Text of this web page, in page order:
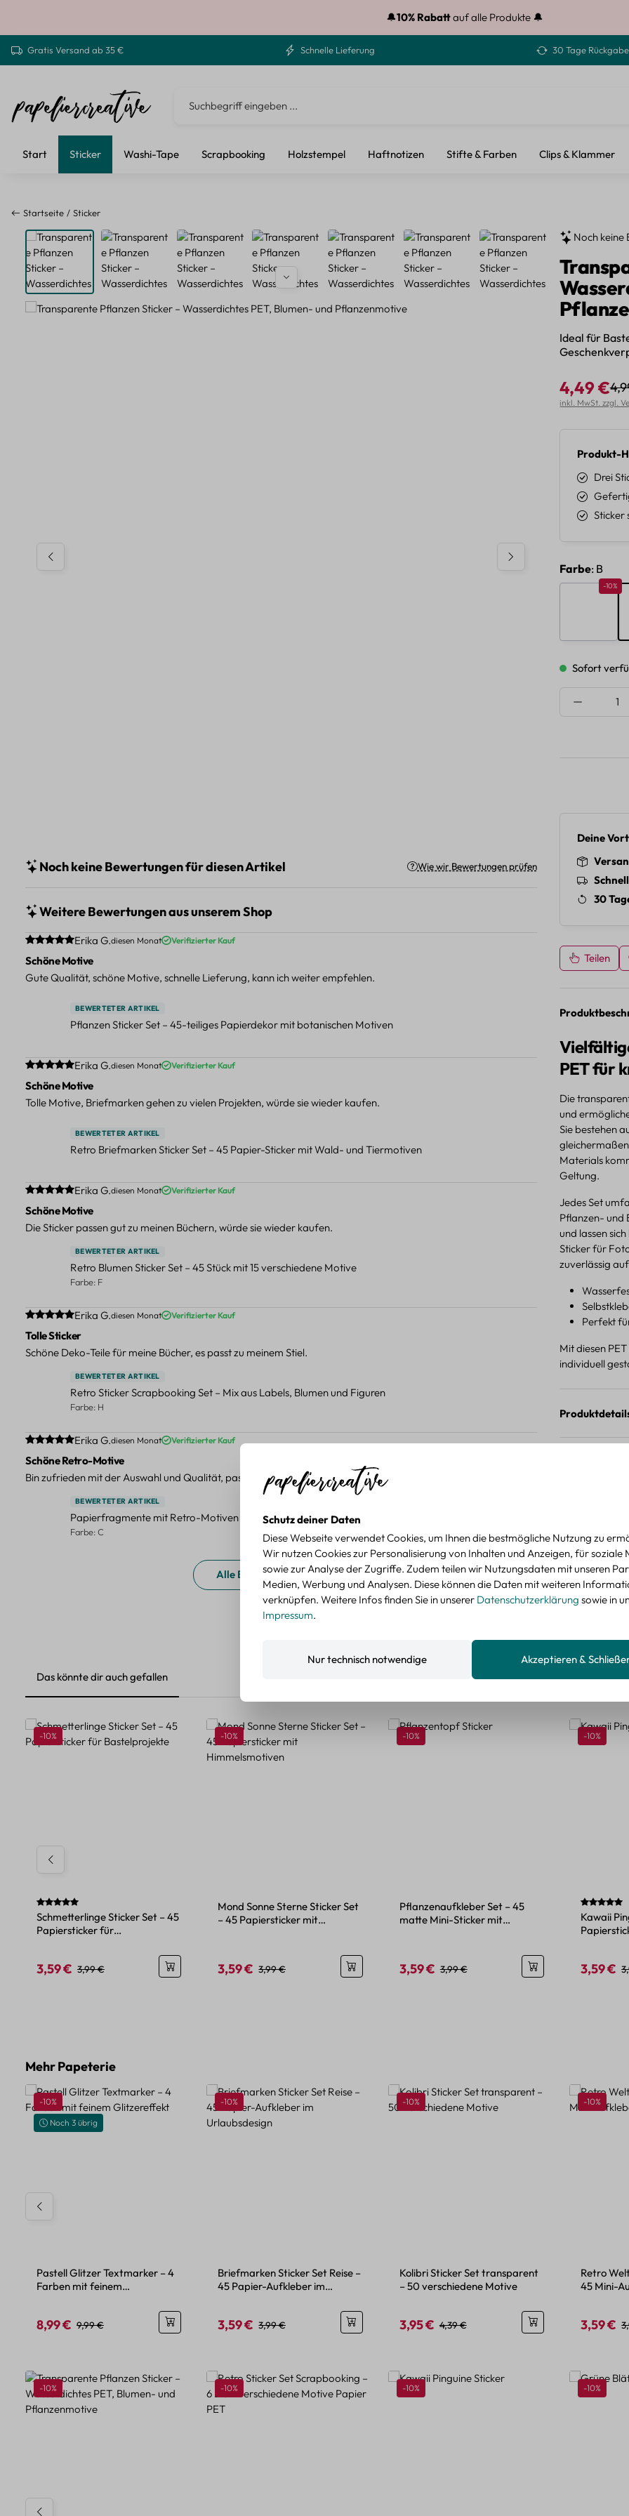
🔔10% Rabattauf alle Produkte 🔔
Gratis Versand ab 35 € Schnelle Lieferung 30 Tage
Start Sticker Washi-Tape Scrapbooking Holzstempel Haftnotizen Stifte & Farben Clips & Klammer
Startseite Sticker
Bildergalerie überspringen Noch keine
Ideal für
Verkaufspreis:
4,49 €
inkl. MwSt. zzgl.
Produkt-
Drei
Sticker
Farbe: B
Rabatt
-10%
Sofort
Deine
30
Teilen
PET für
Die
und
Sie bestehen
Materials
Geltung.
Jedes Set
Pflanzen- und
und lassen
Sticker für
zuverlässig
Perfekt
Mit diesen
individuell
Noch keine Bewertungen für diesen Artikel Wie wir Bewertungen prüfen
Weitere Bewertungen aus unserem Shop
Durchschnittliche Bewertung von 5 von 5 Sternen
Erika G.diesen Monat Verifizierter Kauf
Schöne Motive
Gute Qualität, schöne Motive, schnelle Lieferung, kann ich weiter empfehlen.
BEWERTETER ARTIKEL
Pflanzen Sticker Set – 45-teiliges Papierdekor mit botanischen Motiven
Durchschnittliche Bewertung von 5 von 5 Sternen
Erika G.diesen Monat Verifizierter Kauf
Schöne Motive
Tolle Motive, Briefmarken gehen zu vielen Projekten, würde sie wieder kaufen.
BEWERTETER ARTIKEL
Retro Briefmarken Sticker Set – 45 Papier-Sticker mit Wald- und Tiermotiven
Durchschnittliche Bewertung von 5 von 5 Sternen
Erika G.diesen Monat Verifizierter Kauf
Schöne Motive
Die Sticker passen gut zu meinen Büchern, würde sie wieder kaufen.
BEWERTETER ARTIKEL
Retro Blumen Sticker Set – 45 Stück mit 15 verschiedene Motive
Farbe: F
Durchschnittliche Bewertung von 5 von 5 Sternen
Erika G.diesen Monat Verifizierter Kauf
Tolle Sticker
Schöne Deko-Teile für meine Bücher, es passt zu meinem Stiel.
BEWERTETER ARTIKEL
Retro Sticker Scrapbooking Set – Mix aus Labels, Blumen und Figuren
Farbe: H
Durchschnittliche Bewertung von 5 von 5 Sternen
Erika G.diesen Monat Verifizierter Kauf
Schöne Retro-Motive
Bin zufrieden mit der Auswahl und Qualität, passt gut zu meinen Projekten.
BEWERTETER ARTIKEL
Papierfragmente mit Retro-Motiven – 40-teiliges Set für kreative Projekte
Farbe: C
Alle Bewertungen anzeigen
Das könnte dir auch gefallen
Produktgalerie überspringen
Rabatt
-10%
Durchschnittliche Bewertung von 5 von 5 Sternen
Schmetterlinge Sticker Set – 45
Papiersticker für
Verkaufspreis:
3,59 € Regulärer Preis:
3,99 €
Rabatt
-10%
Mond Sonne Sterne Sticker Set
– 45 Papiersticker mit
Verkaufspreis:
3,59 € Regulärer Preis:
3,99 €
Rabatt
-10%
Pflanzenaufkleber Set – 45
matte Mini-Sticker mit
Verkaufspreis:
3,59 € Regulärer Preis:
3,99 €
Rabatt
-10%
Kawaii
3,59 €
Produktgalerie überspringen
Mehr Papeterie
Rabatt
-10%
Noch 3 übrig
Pastell Glitzer Textmarker – 4
Farben mit feinem
Verkaufspreis:
8,99 € Regulärer Preis:
9,99 €
Rabatt
-10%
Briefmarken Sticker Set Reise –
45 Papier-Aufkleber im
Verkaufspreis:
3,59 € Regulärer Preis:
3,99 €
Rabatt
-10%
Kolibri Sticker Set transparent
– 50 verschiedene Motive
Verkaufspreis:
3,95 € Regulärer Preis:
4,39 €
Rabatt
-10%
Retro
45 Mini-
3,59 €
Produktgalerie überspringen
Rabatt
-10% Rabatt
-10% Rabatt
-10% Rabatt
-10%
Schutz deiner Daten
Diese Webseite verwendet Cookies, um Ihnen die bestmögliche Nutzung zu
Wir nutzen Cookies zur Personalisierung von Inhalten und Anzeigen, für soziale
sowie zur Analyse der Zugriffe. Zudem teilen wir Nutzungsdaten mit unseren
Medien, Werbung und Analysen. Diese können die Daten mit weiteren
verknüpfen. Weitere Infos finden Sie in unserer Datenschutzerklärung sowie in
Impressum.
Nur technisch notwendige Akzeptieren &